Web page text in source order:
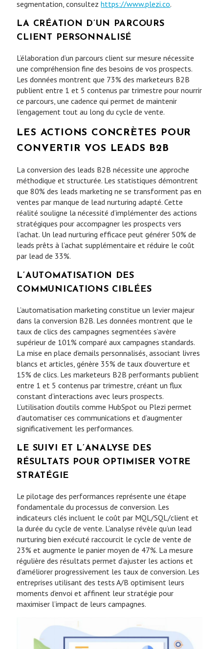
segmentation, consultezhttps://www.plezi.co.
LA CRÉATION D’UN PARCOURS
CLIENT PERSONNALISÉ
L’élaboration d’un parcours client sur mesure nécessite
une compréhension fine des besoins de vos prospects.
Les données montrent que 73% des marketeurs B2B
publient entre 1 et 5 contenus par trimestre pour nourrir
ce parcours, une cadence qui permet de maintenir
l’engagement tout au long du cycle de vente.
LES ACTIONS CONCRÈTES POUR
CONVERTIR VOS LEADS B2B
La conversion des leads B2B nécessite une approche
méthodique et structurée. Les statistiques démontrent
que 80% des leads marketing ne se transforment pas en
ventes par manque de lead nurturing adapté. Cette
réalité souligne la nécessité d’implémenter des actions
stratégiques pour accompagner les prospects vers
l’achat. Un lead nurturing efficace peut générer 50% de
leads prêts à l’achat supplémentaire et réduire le coût
par lead de 33%.
L’AUTOMATISATION DES
COMMUNICATIONS CIBLÉES
L’automatisation marketing constitue un levier majeur
dans la conversion B2B. Les données montrent que le
taux de clics des campagnes segmentées s’avère
supérieur de 101% comparé aux campagnes standards.
La mise en place d’emails personnalisés, associant livres
blancs et articles, génère 35% de taux d’ouverture et
15% de clics. Les marketeurs B2B performants publient
entre 1 et 5 contenus par trimestre, créant un flux
constant d’interactions avec leurs prospects.
L’utilisation d’outils comme HubSpot ou Plezi permet
d’automatiser ces communications et d’augmenter
significativement les performances.
LE SUIVI ET L’ANALYSE DES
RÉSULTATS POUR OPTIMISER VOTRE
STRATÉGIE
Le pilotage des performances représente une étape
fondamentale du processus de conversion. Les
indicateurs clés incluent le coût par MQL/SQL/client et
la durée du cycle de vente. L’analyse révèle qu’un lead
nurturing bien exécuté raccourcit le cycle de vente de
23% et augmente le panier moyen de 47%. La mesure
régulière des résultats permet d’ajuster les actions et
d’améliorer progressivement les taux de conversion. Les
entreprises utilisant des tests A/B optimisent leurs
moments d’envoi et affinent leur stratégie pour
maximiser l’impact de leurs campagnes.